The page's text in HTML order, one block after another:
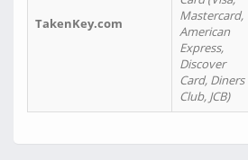
TakenKey.com
Mastercard,
American
Express,
Discover
Card, Diners
Club, JCB)